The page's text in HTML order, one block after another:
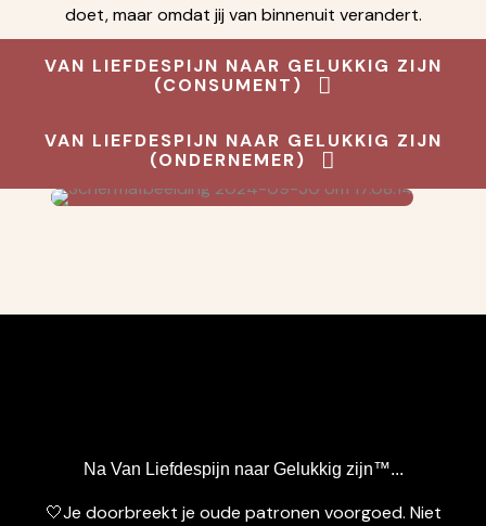
doet, maar omdat jij van binnenuit verandert.
VAN LIEFDESPIJN NAAR GELUKKIG ZIJN
(CONSUMENT)
VAN LIEFDESPIJN NAAR GELUKKIG ZIJN
(ONDERNEMER)
Na Van Liefdespijn naar Gelukkig zijn™...
🤍Je doorbreekt je oude patronen voorgoed. Niet